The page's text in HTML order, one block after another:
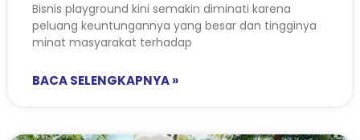
Bisnis playground kini semakin diminati karena
peluang keuntungannya yang besar dan tingginya
minat masyarakat terhadap
BACA SELENGKAPNYA »